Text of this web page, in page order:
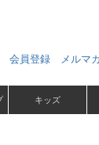
会員登録 メルマ
キッズ